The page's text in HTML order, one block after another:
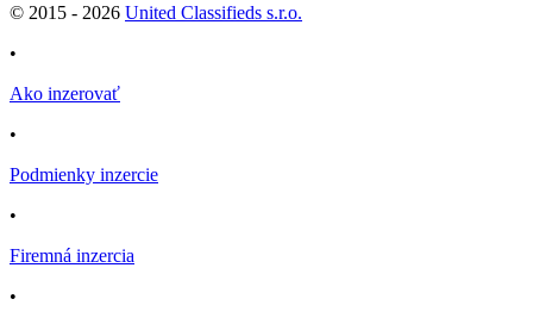
© 2015 - 2026 United Classifieds s.r.o.
•
Ako inzerovať
•
Podmienky inzercie
•
Firemná inzercia
•